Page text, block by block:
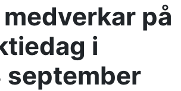
på
i
september